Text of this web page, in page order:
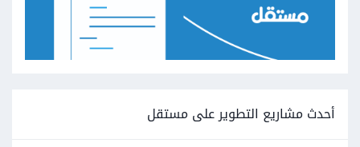
أحدث مشاريع التطوير على مستقل